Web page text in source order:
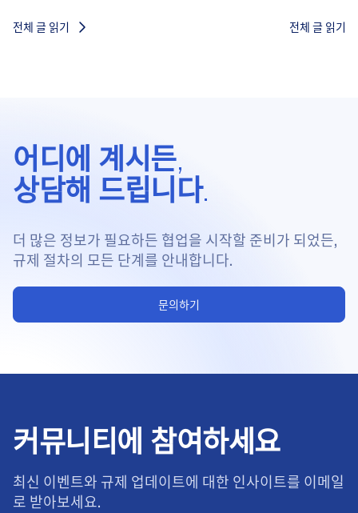
전체 글 읽기 전체 글 읽기
어디에 계시든,
상담해 드립니다.
더 많은 정보가 필요하든 협업을 시작할 준비가 되었든,
규제 절차의 모든 단계를 안내합니다.
문의하기
커뮤니티에 참여하세요
최신 이벤트와 규제 업데이트에 대한 인사이트를 이메일
로 받아보세요.